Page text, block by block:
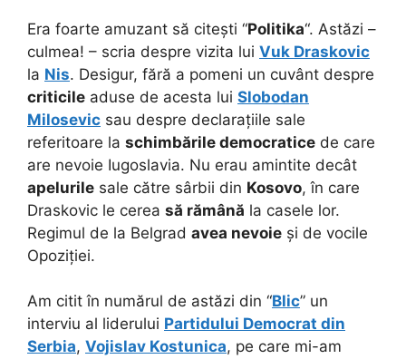
Era foarte amuzant să citești “Politika“. Astăzi –
culmea! – scria despre vizita lui Vuk Draskovic
la Nis. Desigur, fără a pomeni un cuvânt despre
criticile aduse de acesta lui Slobodan
Milosevic sau despre declarațiile sale
referitoare la schimbările democratice de care
are nevoie Iugoslavia. Nu erau amintite decât
apelurile sale către sârbii din Kosovo, în care
Draskovic le cerea să rămână la casele lor.
Regimul de la Belgrad avea nevoie și de vocile
Opoziției.
Am citit în numărul de astăzi din “Blic” un
interviu al liderului Partidului Democrat din
Serbia, Vojislav Kostunica, pe care mi-am